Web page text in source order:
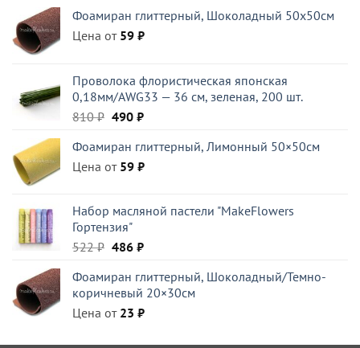
Фоамиран глиттерный, Шоколадный 50x50см
Цена от 59 ₽
Проволока флористическая японская
0,18мм/AWG33 — 36 см, зеленая, 200 шт.
810₽ Первоначальная
составляла
810 ₽.
490 ₽Текущая
490 ₽.
Фоамиран глиттерный, Лимонный 50×50см
Цена от 59 ₽
Набор масляной пастели "MakeFlowers
Гортензия"
522₽ Первоначальная
составляла
522 ₽.
486 ₽Текущая
486 ₽.
Фоамиран глиттерный, Шоколадный/Темно-
коричневый 20×30см
Цена от 23 ₽